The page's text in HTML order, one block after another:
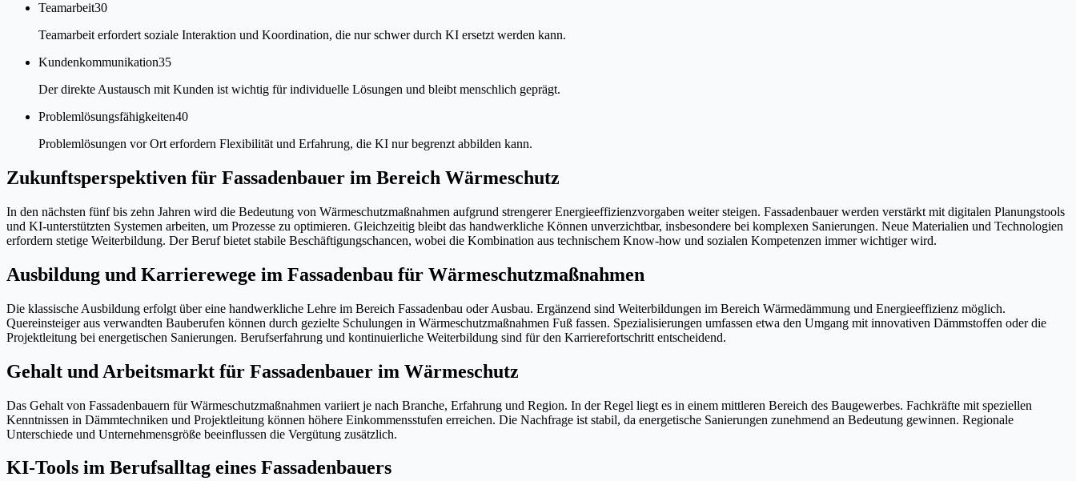
Teamarbeit30
Teamarbeit erfordert soziale Interaktion und Koordination, die nur schwer durch KI ersetzt werden kann.
Kundenkommunikation35
Der direkte Austausch mit Kunden ist wichtig für individuelle Lösungen und bleibt menschlich geprägt.
Problemlösungsfähigkeiten40
Problemlösungen vor Ort erfordern Flexibilität und Erfahrung, die KI nur begrenzt abbilden kann.
Zukunftsperspektiven für Fassadenbauer im Bereich Wärmeschutz
In den nächsten fünf bis zehn Jahren wird die Bedeutung von Wärmeschutzmaßnahmen aufgrund strengerer Energieeffizienzvorgaben weiter steigen. Fassadenbauer werden verstärkt mit digitalen Planungstools
und KI-unterstützten Systemen arbeiten, um Prozesse zu optimieren. Gleichzeitig bleibt das handwerkliche Können unverzichtbar, insbesondere bei komplexen Sanierungen. Neue Materialien und Technologien
erfordern stetige Weiterbildung. Der Beruf bietet stabile Beschäftigungschancen, wobei die Kombination aus technischem Know-how und sozialen Kompetenzen immer wichtiger wird.
Ausbildung und Karrierewege im Fassadenbau für Wärmeschutzmaßnahmen
Die klassische Ausbildung erfolgt über eine handwerkliche Lehre im Bereich Fassadenbau oder Ausbau. Ergänzend sind Weiterbildungen im Bereich Wärmedämmung und Energieeffizienz möglich.
Quereinsteiger aus verwandten Bauberufen können durch gezielte Schulungen in Wärmeschutzmaßnahmen Fuß fassen. Spezialisierungen umfassen etwa den Umgang mit innovativen Dämmstoffen oder die
Projektleitung bei energetischen Sanierungen. Berufserfahrung und kontinuierliche Weiterbildung sind für den Karrierefortschritt entscheidend.
Gehalt und Arbeitsmarkt für Fassadenbauer im Wärmeschutz
Das Gehalt von Fassadenbauern für Wärmeschutzmaßnahmen variiert je nach Branche, Erfahrung und Region. In der Regel liegt es in einem mittleren Bereich des Baugewerbes. Fachkräfte mit speziellen
Kenntnissen in Dämmtechniken und Projektleitung können höhere Einkommensstufen erreichen. Die Nachfrage ist stabil, da energetische Sanierungen zunehmend an Bedeutung gewinnen. Regionale
Unterschiede und Unternehmensgröße beeinflussen die Vergütung zusätzlich.
KI-Tools im Berufsalltag eines Fassadenbauers